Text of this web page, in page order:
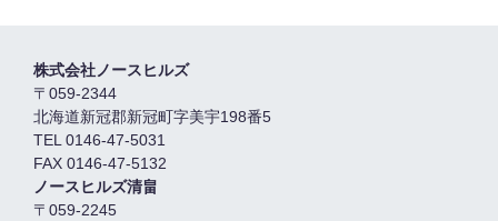
株式会社ノースヒルズ
〒059-2344
北海道新冠郡新冠町字美宇198番5
TEL 0146-47-5031
FAX 0146-47-5132
ノースヒルズ清畠
〒059-2245